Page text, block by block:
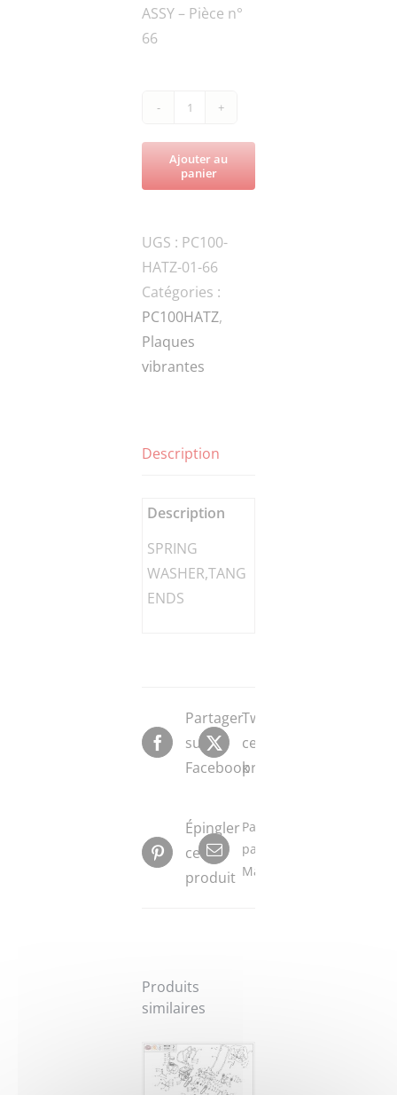
ASSY – Pièce n°
66
de
PC100DZ-
HSPG.W6-
2
SPRING
WASHER,TANG
ENDS
Ajouter au
panier
UGS : PC100-
HATZ-01-66
Catégories :
PC100HATZ,
Plaques
vibrantes
Description
Description
SPRING
WASHER,TANG
ENDS
Partager
sur
Facebook
Tweeter
ce
produit
Épingler
ce
produit
Partager
par
Mail
Produits
similaires